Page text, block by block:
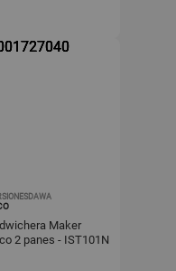
Maker
Imaco 2 panes - IST101N